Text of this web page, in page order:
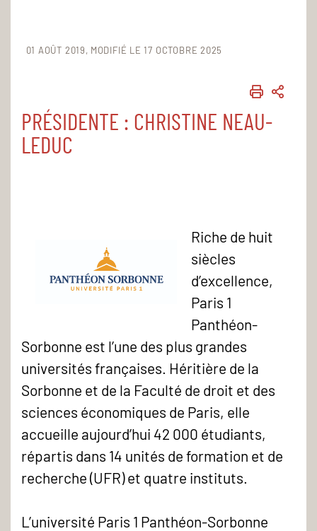
01 AOÛT 2019 MODIFIÉ LE 17 OCTOBRE 2025
PRÉSIDENTE : CHRISTINE NEAU-
LEDUC
Riche de huit
siècles
d’excellence,
Paris 1
Panthéon-
Sorbonne est l’une des plus grandes
universités françaises. Héritière de la
Sorbonne et de la Faculté de droit et des
sciences économiques de Paris, elle
accueille aujourd’hui 42 000 étudiants,
répartis dans 14 unités de formation et de
recherche (UFR) et quatre instituts.
L’université Paris 1 Panthéon-Sorbonne